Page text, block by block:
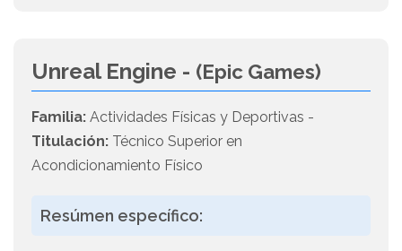
Unreal Engine - (Epic Games)
Familia: Actividades Físicas y Deportivas -
Titulación: Técnico Superior en
Acondicionamiento Físico
Resúmen específico: